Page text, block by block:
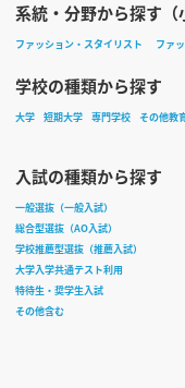
系統・分野から探す（
ファッション・スタイリスト ファ
学校の種類から探す
大学 短期大学 専門学校 その他教
入試の種類から探す
一般選抜（一般入試）
総合型選抜（AO入試）
学校推薦型選抜（推薦入試）
大学入学共通テスト利用
特待生・奨学生入試
その他含む